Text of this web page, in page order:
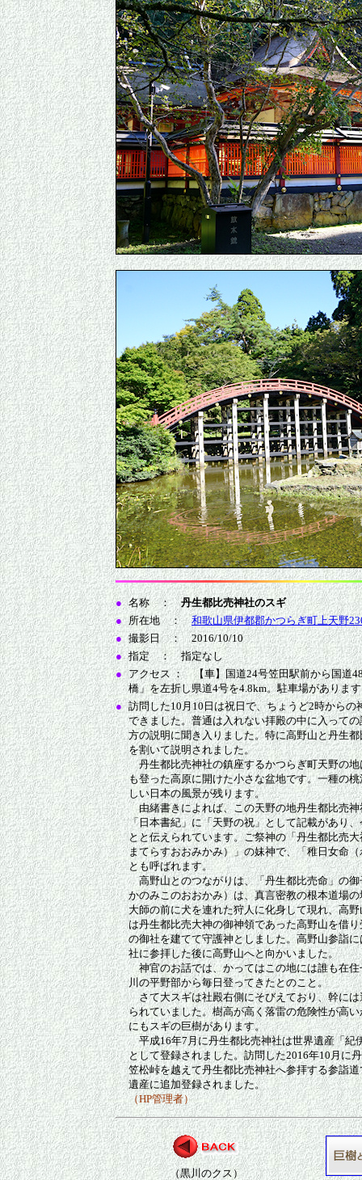
● 名称 ：丹生都比売神社のスギ
● 所在地 ：和歌山県伊都郡かつらぎ町上天野
● 撮影日 ： 2016/10/10
● 指定 ： 指定なし
● アクセス ： 【車】国道24号笠田駅前から国道
橋」を左折し県道4号を4.8km。駐車場がありま
● 訪問した10月10日は祝日で、ちょうど2時からの
できました。普通は入れない拝殿の中に入って
方の説明に聞き入りました。特に高野山と丹生
を割いて説明されました。
丹生都比売神社の鎮座するかつらぎ町天野の地
も登った高原に開けた小さな盆地です。一種の
しい日本の風景が残ります。
由緒書きによれば、この天野の地丹生都比売神
「日本書紀」に「天野の祝」として記載があり
とと伝えられています。ご祭神の「丹生都比売
まてらすおおみかみ）」の妹神で、「稚日女命
とも呼ばれます。
高野山とのつながりは、「丹生都比売命」の御
かのみこのおおかみ）は、真言密教の根本道場
大師の前に犬を連れた狩人に化身して現れ、高
は丹生都比売大神の御神領であった高野山を借
の御社を建てて守護神としました。高野山参詣
社に参拝した後に高野山へと向かいました。
神官のお話では、かってはこの地には誰も在住
川の平野部から毎日登ってきたとのこと。
さて大スギは社殿右側にそびえており、幹には
られていました。樹高が高く落雷の危険性が高
にもスギの巨樹があります。
平成16年7月に丹生都比売神社は世界遺産「紀
として登録されました。訪問した2016年10月に
笠松峠を越えて丹生都比売神社へ参拝する参詣
遺産に追加登録されました。
（HP管理者）
（黒川のクス）